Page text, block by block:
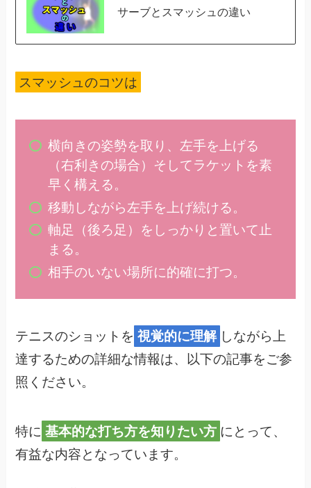
サーブとスマッシュの違い
スマッシュのコツは
横向きの姿勢を取り、左手を上げる
（右利きの場合）そしてラケットを素
早く構える。
移動しながら左手を上げ続ける。
軸足（後ろ足）をしっかりと置いて止
まる。
相手のいない場所に的確に打つ。
テニスのショットを 視覚的に理解 しながら上
達するための詳細な情報は、以下の記事をご参
照ください。
特に 基本的な打ち方を知りたい方 にとって、
有益な内容となっています。